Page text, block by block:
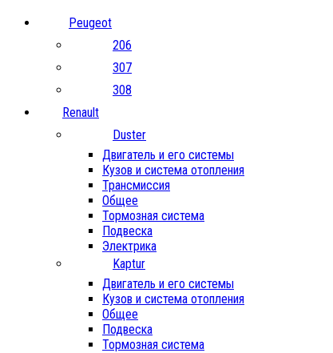
Peugeot
206
307
308
Renault
Duster
Двигатель и его системы
Кузов и система отопления
Трансмиссия
Общее
Тормозная система
Подвеска
Электрика
Kaptur
Двигатель и его системы
Кузов и система отопления
Общее
Подвеска
Тормозная система